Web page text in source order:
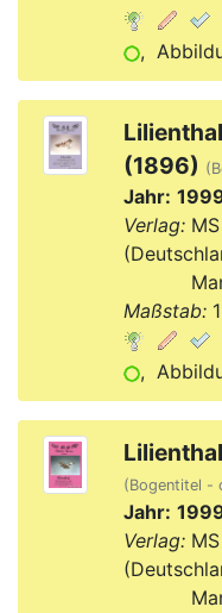
,
(1896)
Jahr:
Verlag:MS
Maßstab:1
,
(Bogentitel -
Jahr:
Verlag:MS